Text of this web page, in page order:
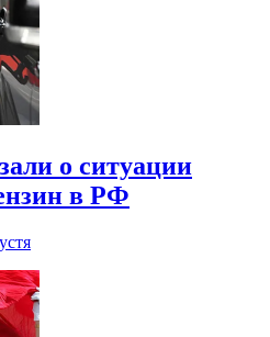
о ситуации
в РФ